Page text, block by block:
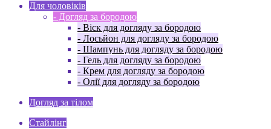
Для чоловіків
- Догляд за бородою
- Віск для догляду за бородою
- Лосьйон для догляду за бородою
- Шампунь для догляду за бородою
- Гель для догляду за бородою
- Крем для догляду за бородою
- Олії для догляду за бородою
Догляд за тілом
Стайлінг